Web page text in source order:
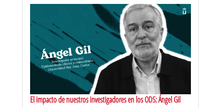
ambientales - Fernando Valladares CSIC - URJC
13 mar 2025
El impacto de nuestros investigadores en los ODS: Ángel Gil